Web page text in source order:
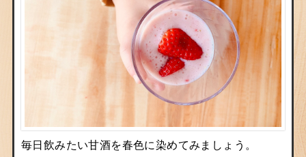
毎日飲みたい甘酒を春色に染めてみましょう。